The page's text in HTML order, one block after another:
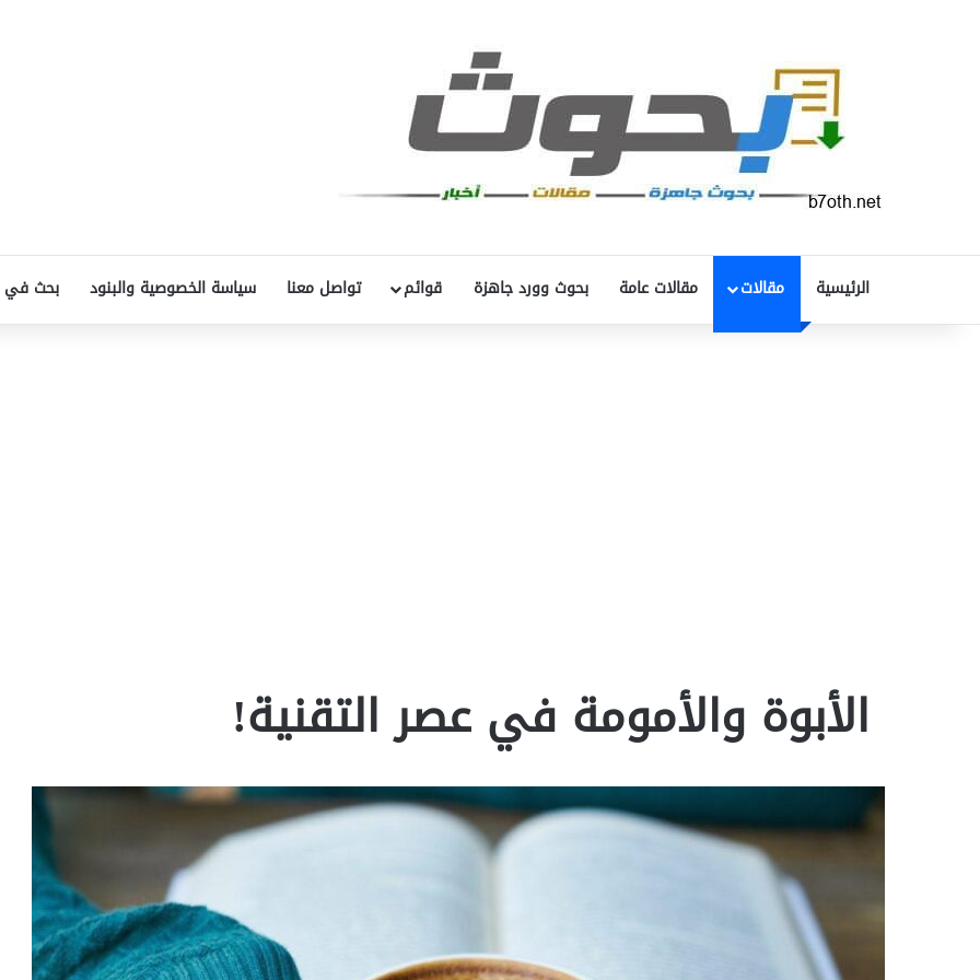
الرئيسية مقالات مقالات عامة بحوث وورد جاهزة قوائم تواصل معنا سياسة الخصوصية والبنود بحث في
الأبوة والأمومة في عصر التقنية!